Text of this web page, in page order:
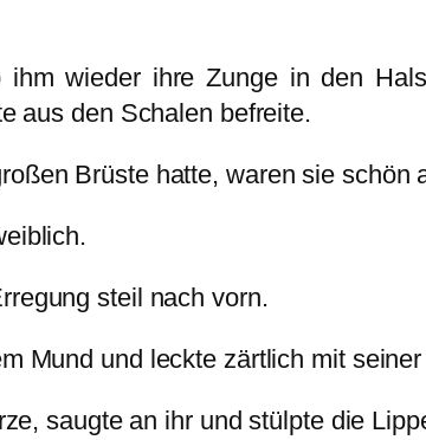
wieder ihre Zunge in den
aus den Schalen befreite.
Brüste hatte, waren sie schön
steil nach vorn.
Mund und leckte zärtlich mit
saugte an ihr und stülpte die